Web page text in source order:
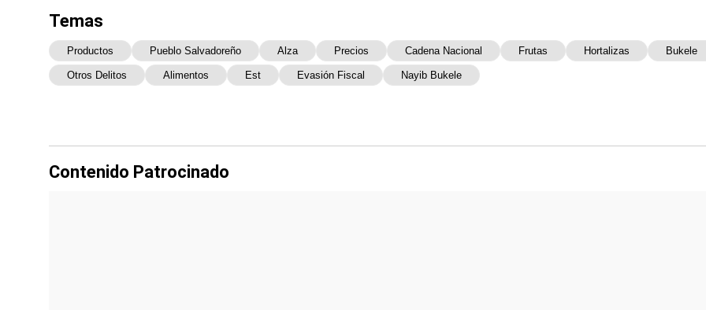
Temas
Productos Pueblo Salvadoreño Alza Precios Cadena Nacional Frutas Hortalizas Bukele
Otros Delitos Alimentos Est Evasión Fiscal Nayib Bukele
Contenido Patrocinado